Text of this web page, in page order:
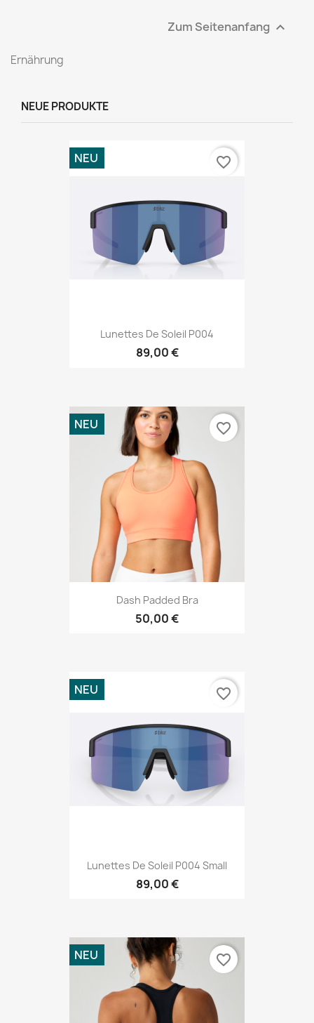
Zum Seitenanfang 
Ernährung
NEUE PRODUKTE
Lunettes De Soleil P004
89,00 €
NEU favorite_border
Dash Padded Bra
50,00 €
NEU favorite_border
Lunettes De Soleil P004 Small
89,00 €
NEU favorite_border
NEU favorite_border